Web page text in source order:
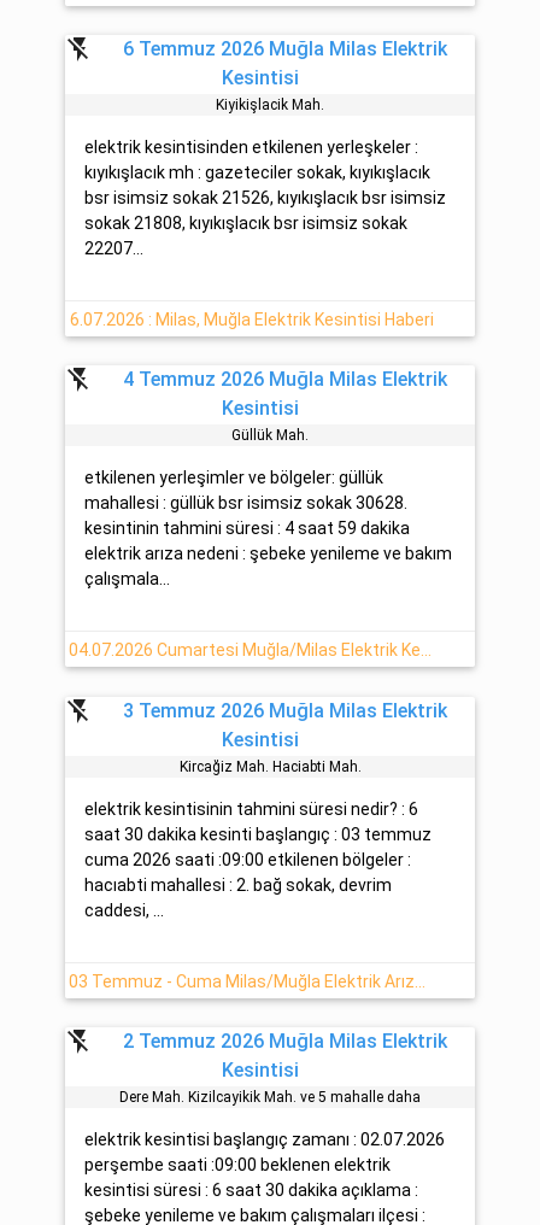
flash_off
6 Temmuz 2026 Muğla Milas Elektrik
Kesintisi
Kiyikişlacik Mah.
elektrik kesintisinden etkilenen yerleşkeler :
kıyıkışlacık mh : gazeteciler sokak, kıyıkışlacık
bsr isimsiz sokak 21526, kıyıkışlacık bsr isimsiz
sokak 21808, kıyıkışlacık bsr isimsiz sokak
22207...
6.07.2026 : Milas, Muğla Elektrik Kesintisi Haberi
flash_off
4 Temmuz 2026 Muğla Milas Elektrik
Kesintisi
Güllük Mah.
etkilenen yerleşimler ve bölgeler: güllük
mahallesi : güllük bsr isimsiz sokak 30628.
kesintinin tahmini süresi : 4 saat 59 dakika
elektrik arıza nedeni : şebeke yenileme ve bakım
çalışmala...
flash_off
3 Temmuz 2026 Muğla Milas Elektrik
Kesintisi
Kircağiz Mah. Haciabti̇ Mah.
elektrik kesintisinin tahmini süresi nedir? : 6
saat 30 dakika kesinti başlangıç : 03 temmuz
cuma 2026 saati :09:00 etkilenen bölgeler :
hacıabti mahallesi : 2. bağ sokak, devrim
caddesi, ...
flash_off
2 Temmuz 2026 Muğla Milas Elektrik
Kesintisi
Dere Mah. Kizilcayikik Mah. ve 5 mahalle daha
elektrik kesintisi başlangıç zamanı : 02.07.2026
perşembe saati :09:00 beklenen elektrik
kesintisi süresi : 6 saat 30 dakika açıklama :
şebeke yenileme ve bakım çalışmaları ilçesi :